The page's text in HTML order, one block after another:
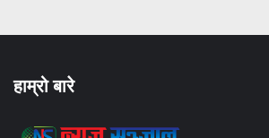
हाम्रो बारे